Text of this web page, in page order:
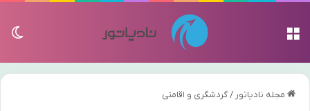
مجله نادیاتور /گردشگری و اقامتی